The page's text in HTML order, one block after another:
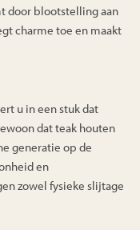
door blootstelling aan
charme toe en maakt
u in een stuk dat
dat teak houten
generatie op de
en
zowel fysieke slijtage